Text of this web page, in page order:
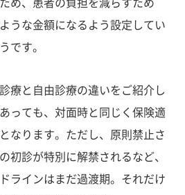
め、患者の負担を減らすため
うな金額になるよう設定してい
です。
療と自由診療の違いをご紹介し
っても、対面時と同じく保険適
なります。ただし、原則禁止さ
初診が特別に解禁されるなど、
ラインはまだ過渡期。それだけ